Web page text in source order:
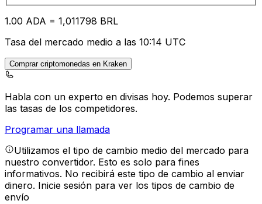
1.00 ADA = 1,011798 BRL
Tasa del mercado medio a las 10:14 UTC
Comprar criptomonedas en Kraken
Habla con un experto en divisas hoy. Podemos superar
las tasas de los competidores.
Programar una llamada
Utilizamos el tipo de cambio medio del mercado para
nuestro convertidor. Esto es solo para fines
informativos. No recibirá este tipo de cambio al enviar
dinero. Inicie sesión para ver los tipos de cambio de
envío